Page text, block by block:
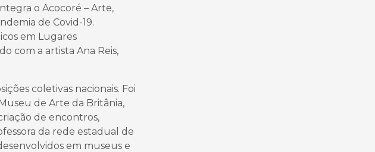
o Acocoré – Arte,
de Covid-19.
em Lugares
com a artista Ana Reis,
coletivas nacionais. Foi
de Arte da Britânia,
de encontros,
da rede estadual de
em museus e